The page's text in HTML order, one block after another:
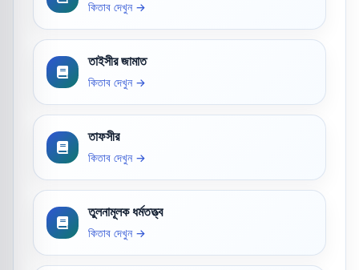
কিতাব দেখুন →
তাইসীর জামাত
কিতাব দেখুন →
তাফসীর
কিতাব দেখুন →
তুলনামূলক ধর্মতত্ত্ব
কিতাব দেখুন →